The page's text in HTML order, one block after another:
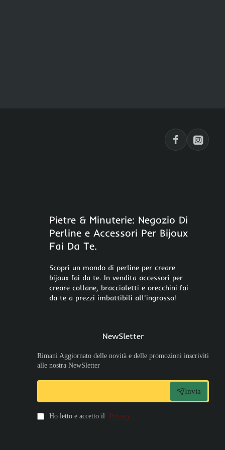
Pietre & Minuterie: Negozio Di
Perline e Accessori Per Bijoux
Fai Da Te.
Scopri un mondo di perline per creare
bijoux fai da te. In vendita accessori per
creare collane, braccialetti e orecchini fai
da te a prezzi imbattibili all'ingrosso!
NewSletter
Rimani Aggiornato delle novità e delle promozioni inscriviti
alle nostra NewSletter
Invia
Ho letto e accetto il Privacy